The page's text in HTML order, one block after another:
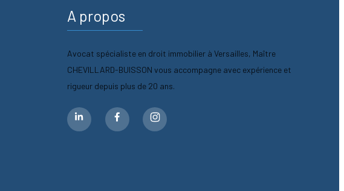
A propos
Avocat spécialiste en droit immobilier à Versailles, Maître
CHEVILLARD-BUISSON vous accompagne avec expérience et
rigueur depuis plus de 20 ans.